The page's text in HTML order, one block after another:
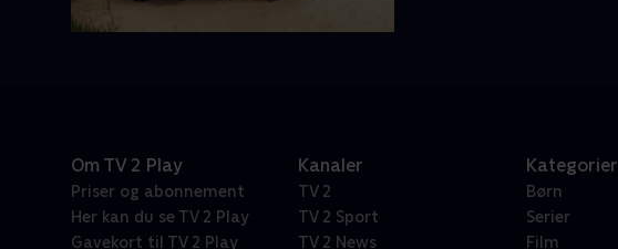
Om TV 2 Play
Priser og abonnement
Her kan du se TV 2 Play
Gavekort til TV 2 Play
Kanaler
TV 2
TV 2 Sport
TV 2 News
Kategorier
Børn
Serier
Film